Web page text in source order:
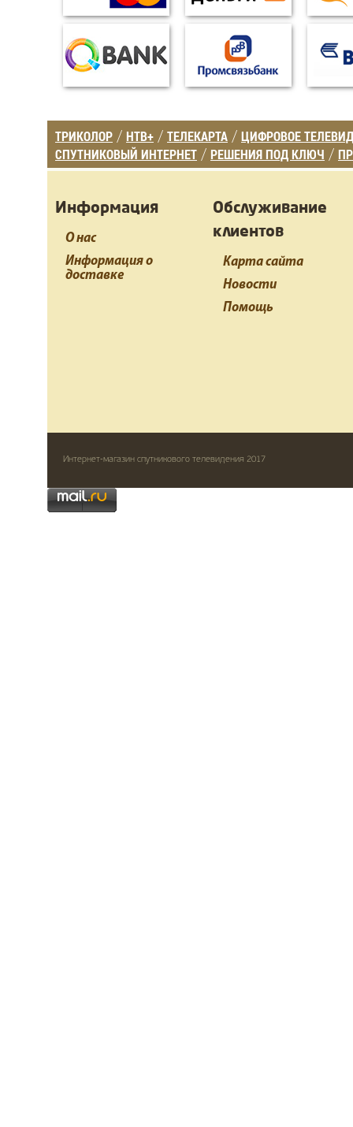
ТРИКОЛОР / НТВ+ / ТЕЛЕКАРТА / ЦИФРОВОЕ
СПУТНИКОВЫЙ ИНТЕРНЕТ / РЕШЕНИЯ ПОД КЛЮЧ /
Информация
О нас
Информация о
доставке
Обслуживание
клиентов
Карта сайта
Новости
Помощь
Интернет-магазин спутникового телевидения 2017